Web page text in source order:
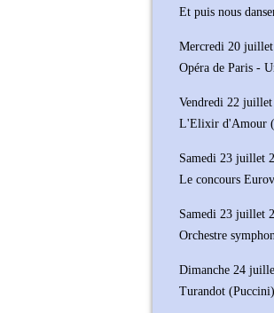
Et puis nous
Mercredi 20 juillet
Opéra de Paris -
Vendredi 22 juillet
L'Elixir d'Amour
Samedi 23 juillet
Le concours
Samedi 23 juillet
Orchestre
Dimanche 24
Turandot